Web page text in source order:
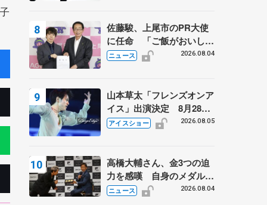
佐藤駿、上尾市のPR大使
に任命 「ご飯がおいし
く、住みやすいのが魅力」
ニュース 2026.08.04
山本草太「フレンズオンア
イス」出演決定 8月28日
（金）2公演のみ 荒川静
アイスショー 2026.08.05
高橋大輔さん、金3つの迫
力を感嘆 自身のメダルは
「どちらに？」 〝リス兄
ニュース 2026.08.04